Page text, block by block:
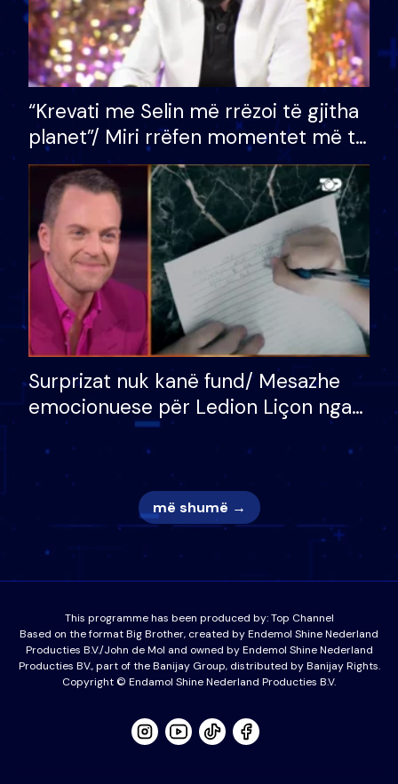
“Krevati me Selin më rrëzoi të gjitha
planet”/ Miri rrëfen momentet më të
bukura në shtëpinë e BB VIP: Do më
mungojë zilja e mëngjesit kur…
Surprizat nuk kanë fund/ Mesazhe
emocionuese për Ledion Liçon nga
nëna dhe fëmijët e tij, moderatori
nuk i mban dot lotët: Nuk meritoj…
më shumë →
This programme has been produced by:Top Channel
Based on the format Big Brother, created by Endemol Shine Nederland
Producties B.V./John de Mol and owned by Endemol Shine Nederland
Producties BV., part of the Banijay Group, distributed by Banijay Rights.
Copyright © Endamol Shine Nederland Producties B.V.